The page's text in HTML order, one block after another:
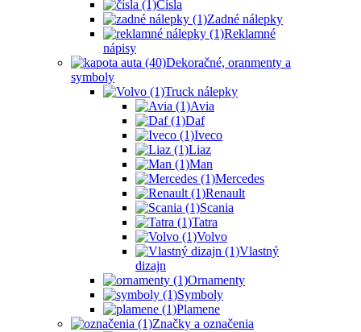
Čísla
Zadné nálepky
Reklamné
nápisy
Dekoračné, oranmenty a
symboly
Truck nálepky
Avia
Daf
Iveco
Liaz
Man
Mercedes
Renault
Scania
Tatra
Volvo
Vlastný
dizajn
Ornamenty
Symboly
Plamene
Značky a označenia